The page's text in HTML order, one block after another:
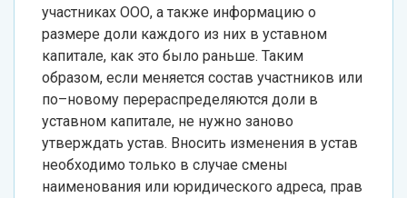
участниках ООО, а также информацию о
размере доли каждого из них в уставном
капитале, как это было раньше. Таким
образом, если меняется состав участников или
по–новому перераспределяются доли в
уставном капитале, не нужно заново
утверждать устав. Вносить изменения в устав
необходимо только в случае смены
наименования или юридического адреса, прав